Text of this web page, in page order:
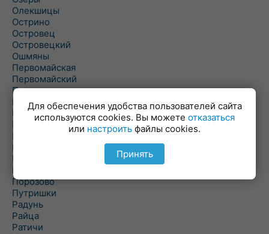
Олекшицы
Острино
Островец
Островецкий
Ошмяны
Первомайская
Первомайский
Пески
Петревичи
Погородно
Пограничный
Подлабенье
Подольцы
Подороск
Поречье
Порозово
Путришки
Радунь
Райца
Ратичи
Для обеспечения удобства пользователей сайта
используются cookies. Вы можете отказаться
или настроить файлы cookies.
Принять